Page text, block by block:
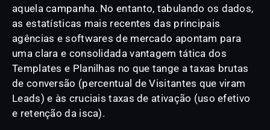
aquela campanha. No entanto, tabulando os dados,
as estatísticas mais recentes das principais
agências e softwares de mercado apontam para
uma clara e consolidada vantagem tática dos
Templates e Planilhas no que tange a taxas brutas
de conversão (percentual de Visitantes que viram
Leads) e às cruciais taxas de ativação (uso efetivo
e retenção da isca).